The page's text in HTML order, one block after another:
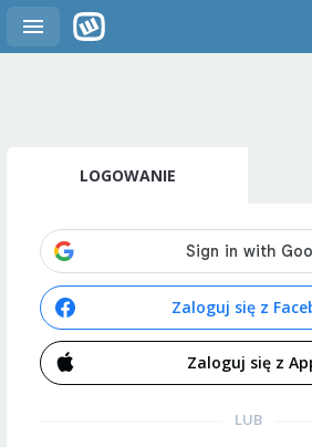
LOGOWANIE
Zaloguj się z
Zaloguj się z
LUB